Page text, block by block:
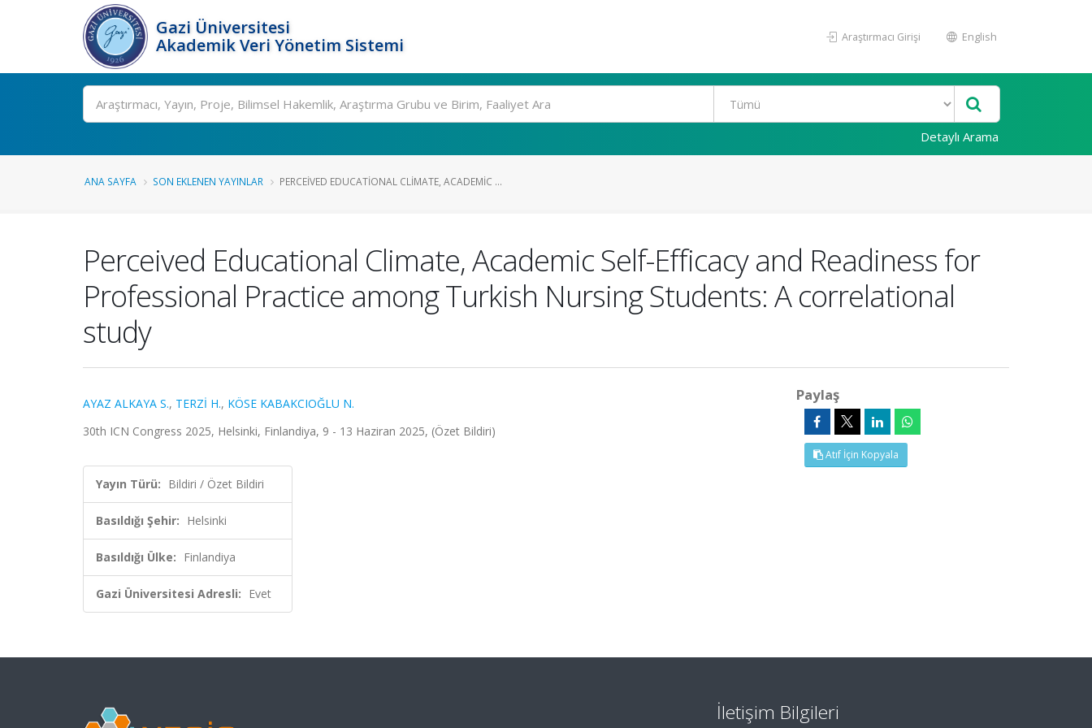
Gazi Üniversitesi
Akademik Veri Yönetim Sistemi
Araştırmacı Girişi English
Ara
Detaylı Arama
ANA SAYFA SON EKLENEN YAYINLAR PERCEIVED EDUCATIONAL CLIMATE, ACADEMIC ...
Perceived Educational Climate, Academic Self-Efficacy and Readiness for
Professional Practice among Turkish Nursing Students: A correlational
study
AYAZ ALKAYA S., TERZİ H., KÖSE KABAKCIOĞLU N.
30th ICN Congress 2025, Helsinki, Finlandiya, 9 - 13 Haziran 2025, (Özet Bildiri)
Yayın Türü: Bildiri / Özet Bildiri
Basıldığı Şehir: Helsinki
Basıldığı Ülke: Finlandiya
Gazi Üniversitesi Adresli: Evet
Paylaş
Atıf İçin Kopyala
İletişim Bilgileri